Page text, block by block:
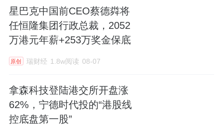
星巴克中国前CEO蔡德粦将
任恒隆集团行政总裁，2052
万港元年薪+253万奖金保底
原创 瑞财经 1.8w阅读 08-07
拿森科技登陆港交所开盘涨
62%，宁德时代投的“港股线
控底盘第一股”